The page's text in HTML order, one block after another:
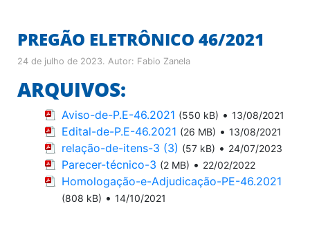
PREGÃO ELETRÔNICO 46/2021
24 de julho de 2023. Autor: Fabio Zanela
ARQUIVOS:
Aviso-de-P.E-46.2021 (550 kB) • 13/08/2021
Edital-de-P.E-46.2021 (26 MB) • 13/08/2021
relação-de-itens-3 (3) (57 kB) • 24/07/2023
Parecer-técnico-3 (2 MB) • 22/02/2022
Homologação-e-Adjudicação-PE-46.2021
(808 kB) • 14/10/2021